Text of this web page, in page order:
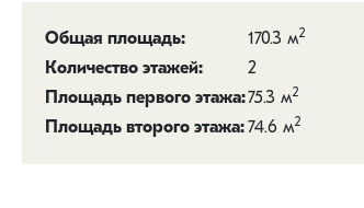
Общая площадь: 170.3 м2
Количество этажей: 2
Площадь первого этажа:75.3 м2
Площадь второго этажа:74.6 м2